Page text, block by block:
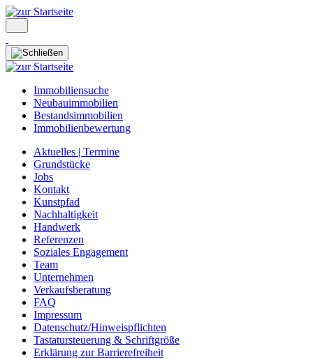
Immobiliensuche
Neubauimmobilien
Bestandsimmobilien
Immobilienbewertung
Aktuelles | Termine
Grundstücke
Jobs
Kontakt
Kunstpfad
Nachhaltigkeit
Handwerk
Referenzen
Soziales Engagement
Team
Unternehmen
Verkaufsberatung
FAQ
Impressum
Datenschutz/Hinweispflichten
Tastatursteuerung & Schriftgröße
Erklärung zur Barrierefreiheit